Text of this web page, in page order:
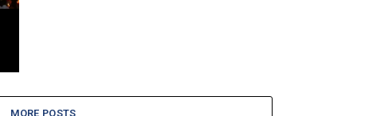
MORE POSTS